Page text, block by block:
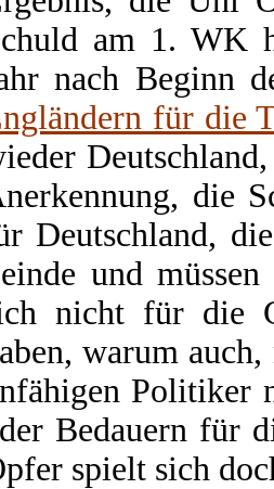
am 1. WK
nach Beginn
für die
die
Deutschland,
und
nicht für die
warum
Politiker
Bedauern für
spielt sich